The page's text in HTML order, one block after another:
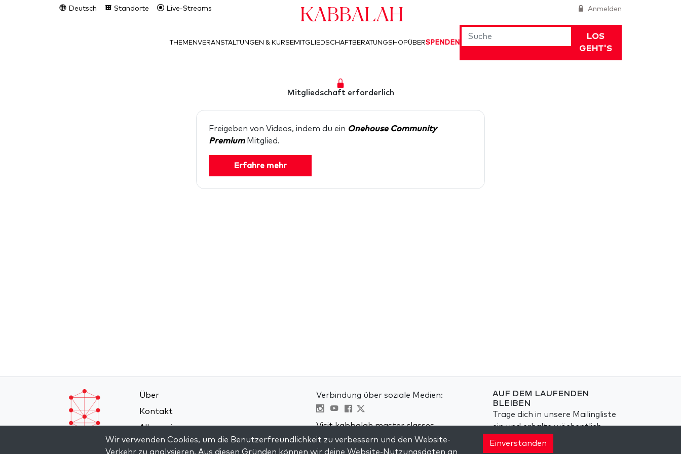
Anmelden
Deutsch Standorte Live-Streams Kabbalah
LOS
GEHT'S
THEMENVERANSTALTUNGEN & KURSEMITGLIEDSCHAFTBERATUNGSHOPÜBERSPENDEN
Mitgliedschaft erforderlich
Freigeben von Videos, indem du ein Onehouse Community
Premium Mitglied.
Erfahre mehr
Über
Kontakt
Allgemeine
Geschäftsbedingungen
Verbindung über soziale Medien:
Visit kabbalah master classes
AUF DEM LAUFENDEN
BLEIBEN
Trage dich in unsere Mailingliste
ein und erhalte wöchentlich
neue Anregungen in deinem
Posteingang.
Wir verwenden Cookies, um die Benutzerfreundlichkeit zu verbessern und den Website-
Verkehr zu analysieren. Aus diesen Gründen können wir deine Website-Nutzungsdaten an
Einverstanden